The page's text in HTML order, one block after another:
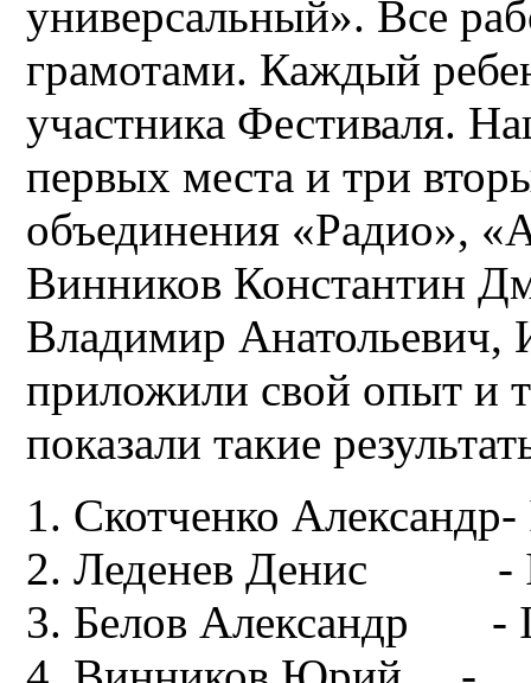
универсальный». Все
грамотами. Каждый
участника Фестиваля.
первых места и три
объединения «Радио»,
Винников Константин
Владимир Анатольевич,
приложили свой опыт и
показали такие
Скотченко
Леденев Денис - I
Белов Александр - I